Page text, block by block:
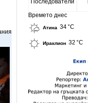
Последователи
Времето днес
Атина 34 °C
Ираклион 32 °C